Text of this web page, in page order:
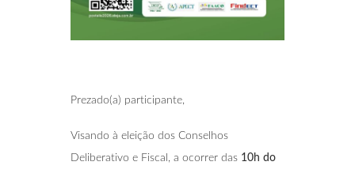
Prezado(a) participante,
Visando à eleição dos Conselhos
Deliberativo e Fiscal, a ocorrer das 10h do